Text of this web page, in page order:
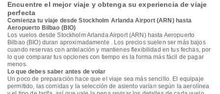
Encuentre el mejor viaje y obtenga su experiencia de viaje
perfecta
Comienza tu viaje desde Stockholm Arlanda Airport (ARN) hasta
Aeropuerto Bilbao (BIO)
Los vuelos desde Stockholm Arlanda Airport (ARN) hasta Aeropuerto
Bilbao (BIO) duran aproximadamente . Los precios suelen ser más bajos
cuando reservas con antelación y mantienes flexibilidad en tus fechas, por
lo que comparar tus opciones con tiempo es la forma más fácil de pagar
menos.
Lo que debes saber antes de volar
Un poco de preparación hace que el viaje sea más sencillo. El equipaje
permitido, las comidas y la selección de asiento varían según la aerolínea